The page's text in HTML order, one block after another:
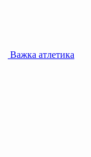
Важка атлетика